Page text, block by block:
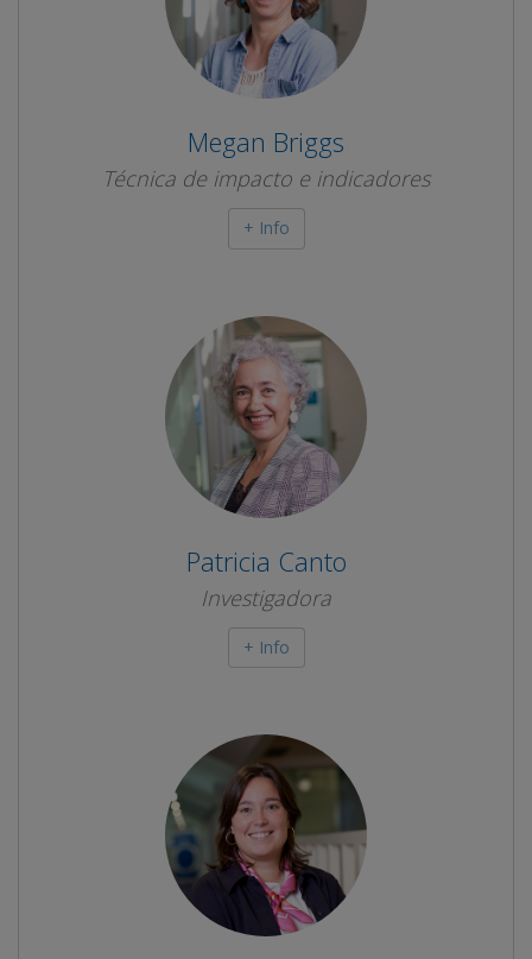
Megan Briggs
Técnica de impacto e indicadores
+ Info
Patricia Canto
Investigadora
+ Info